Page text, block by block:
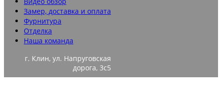
Замер, доставка и оплата
Фурнитура
Отделка
Наша команда
г. Клин, ул. Напруговская
дорога, 3с5